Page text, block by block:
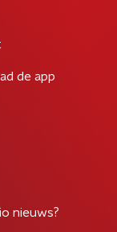
de app
nieuws?